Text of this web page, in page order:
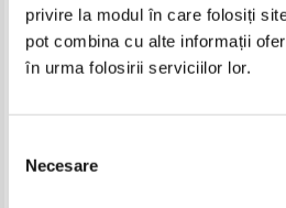
privire la modul în care folosiți
pot combina cu alte informații
în urma folosirii serviciilor lor.
consimțământului
Necesare
Adaugă în coș